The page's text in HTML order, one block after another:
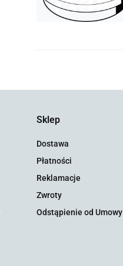
Sklep
Dostawa
Płatności
Reklamacje
Zwroty
Odstąpienie od Umowy